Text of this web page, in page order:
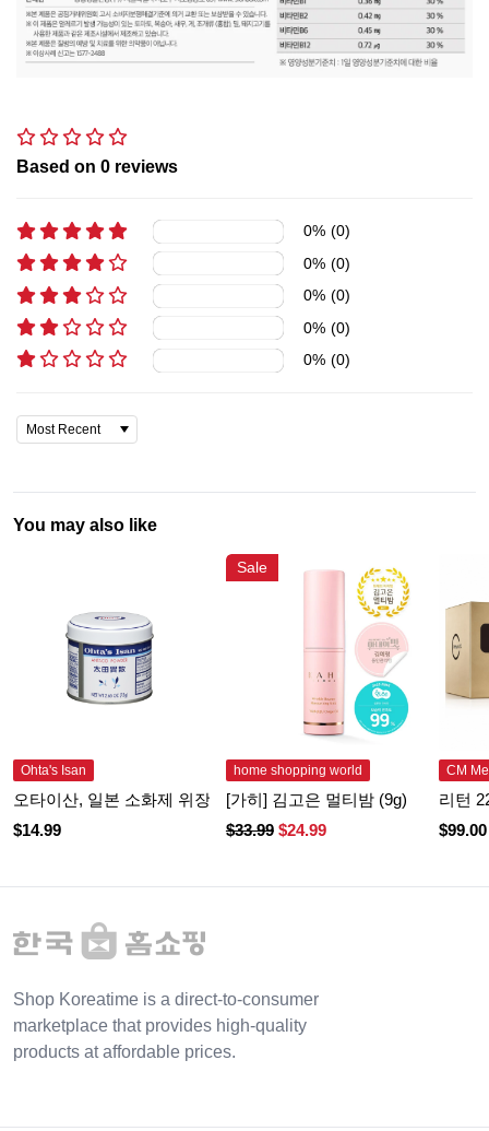
Based on 0 reviews
0% (0)
0% (0)
0% (0)
0% (0)
0% (0)
You may also like
Ohta's Isan
오타이산, 일본 소화제 위장약 - 스몰 캔(75g)
$14.99
Sale
home shopping world
[가히] 김고은 멀티밤 (9g)
$33.99 $24.99
CM
리턴
$99.00
Shop Koreatime is a direct-to-consumer
marketplace that provides high-quality
products at affordable prices.